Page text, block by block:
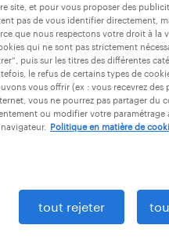
h)
marne
site, et pour vous proposer des
pas de vous identifier directement,
que nous respectons votre droit à la
qui ne sont pas strictement
puis sur les titres des différentes
le refus de certains types de
vous offrir (ex : vous recevrez des
vous ne pourrez pas partager du
ou modifier votre
Politique en matière de
tout rejeter